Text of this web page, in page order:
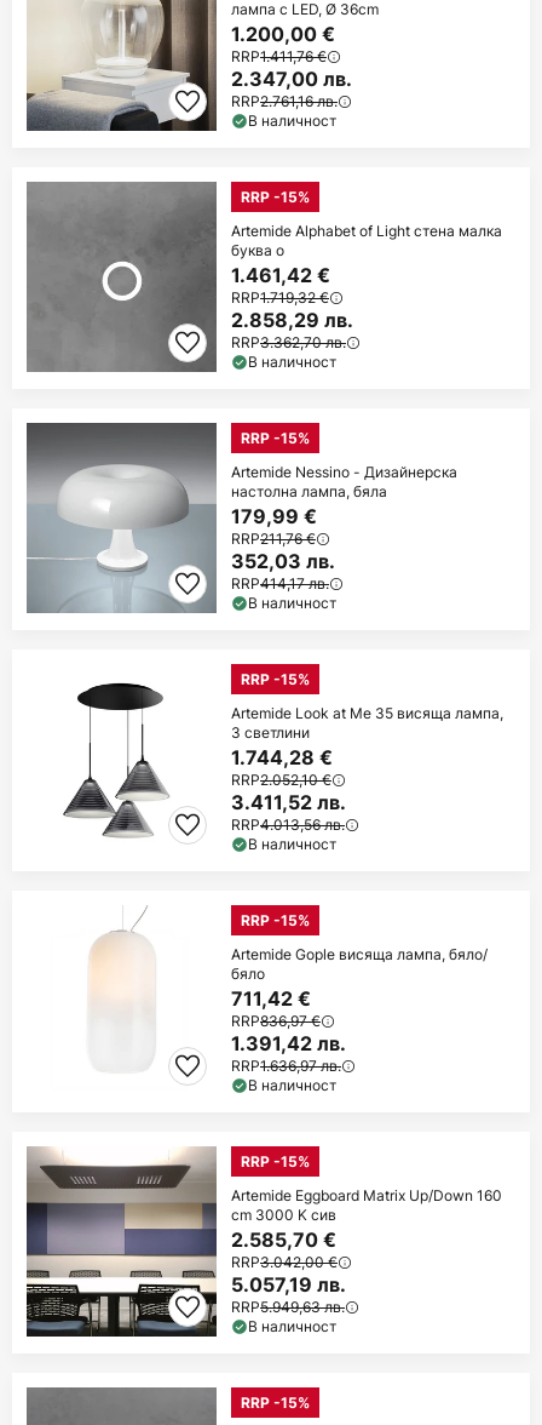
лампа с LED, Ø 36cm
1.200,00 €
RRP1.411,76 €
2.347,00 лв.
RRP2.761,16 лв.
В наличност
RRP -15%
Artemide Alphabet of Light стена малка
буква о
1.461,42 €
RRP1.719,32 €
2.858,29 лв.
RRP3.362,70 лв.
В наличност
RRP -15%
Artemide Nessino - Дизайнерска
настолна лампа, бяла
179,99 €
RRP211,76 €
352,03 лв.
RRP414,17 лв.
В наличност
RRP -15%
Artemide Look at Me 35 висяща лампа,
3 светлини
1.744,28 €
RRP2.052,10 €
3.411,52 лв.
RRP4.013,56 лв.
В наличност
RRP -15%
Artemide Gople висяща лампа, бяло/
бяло
711,42 €
RRP836,97 €
1.391,42 лв.
RRP1.636,97 лв.
В наличност
RRP -15%
Artemide Eggboard Matrix Up/Down 160
cm 3000 K сив
2.585,70 €
RRP3.042,00 €
5.057,19 лв.
RRP5.949,63 лв.
В наличност
RRP -15%